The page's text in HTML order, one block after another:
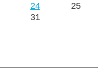
24
25
31